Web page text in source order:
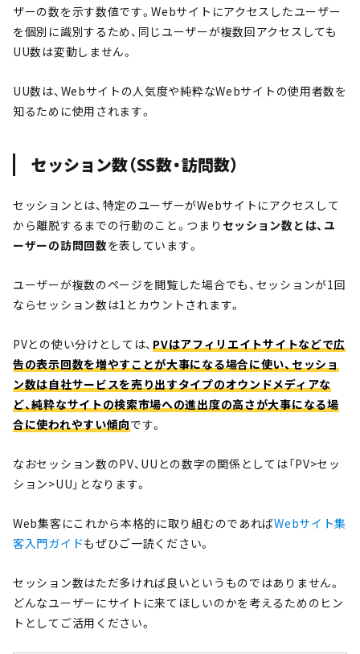
ザーの数を示す数値です。Webサイトにアクセスしたユーザー
を個別に識別するため、同じユーザーが複数回アクセスしても
UU数は変動しません。
UU数は、Webサイトの人気度や純粋なWebサイトの使用者数を
知るために使用されます。
セッション数（SS数・訪問数）
セッションとは、特定のユーザーがWebサイトにアクセスして
から離脱するまでの行動のこと。つまり セッション数とは、ユ
ーザーの訪問回数を表しています。
ユーザーが複数のページを閲覧した場合でも、セッションが1回
ならセッション数は1とカウントされます。
PVとの使い分けとしては、PVはアフィリエイトサイトなどで広
告の表示回数を増やすことが大事になる場合に使い、セッショ
ン数は自社サービスを売り出すタイプのオウンドメディアな
ど、純粋なサイトの検索市場への進出度の高さが大事になる場
合に使われやすい傾向です。
なおセッション数のPV、UUとの数字の関係としては「PV>セッ
ション>UU」となります。
Web集客にこれから本格的に取り組むのであればWebサイト集
客入門ガイドもぜひご一読ください。
セッション数はただ多ければ良いというものではありません。
どんなユーザーにサイトに来てほしいのかを考えるためのヒン
トとしてご活用ください。